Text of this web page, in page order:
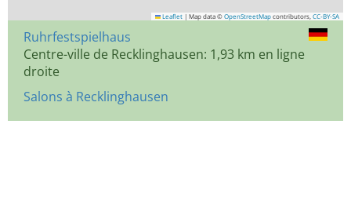
Leaflet | Map data © OpenStreetMap contributors, CC-BY-SA
Ruhrfestspielhaus
Centre-ville de Recklinghausen: 1,93 km en ligne
droite
Salons à Recklinghausen